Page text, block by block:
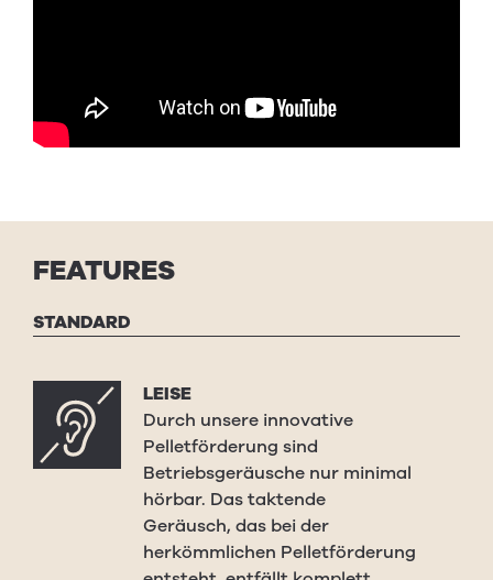
FEATURES
STANDARD
LEISE
Durch unsere innovative
Pelletförderung sind
Betriebsgeräusche nur minimal
hörbar. Das taktende
Geräusch, das bei der
herkömmlichen Pelletförderung